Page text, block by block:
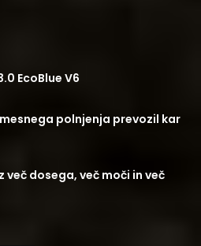
EcoBlue V6
polnjenja prevozil kar
več dosega, več moči in več